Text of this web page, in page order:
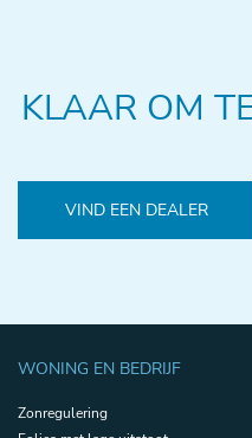
KLAAR OM
VIND EEN DEALER
WONING EN BEDRIJF
Zonregulering